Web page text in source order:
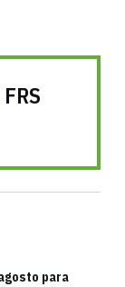
para